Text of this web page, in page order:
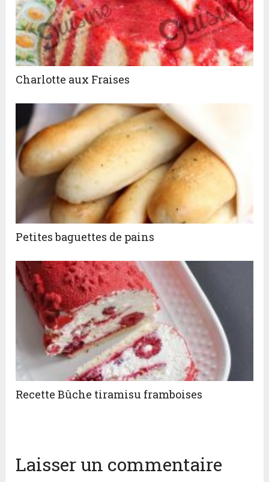
Charlotte aux Fraises
Petites baguettes de pains
Recette Bûche tiramisu framboises
Laisser un commentaire